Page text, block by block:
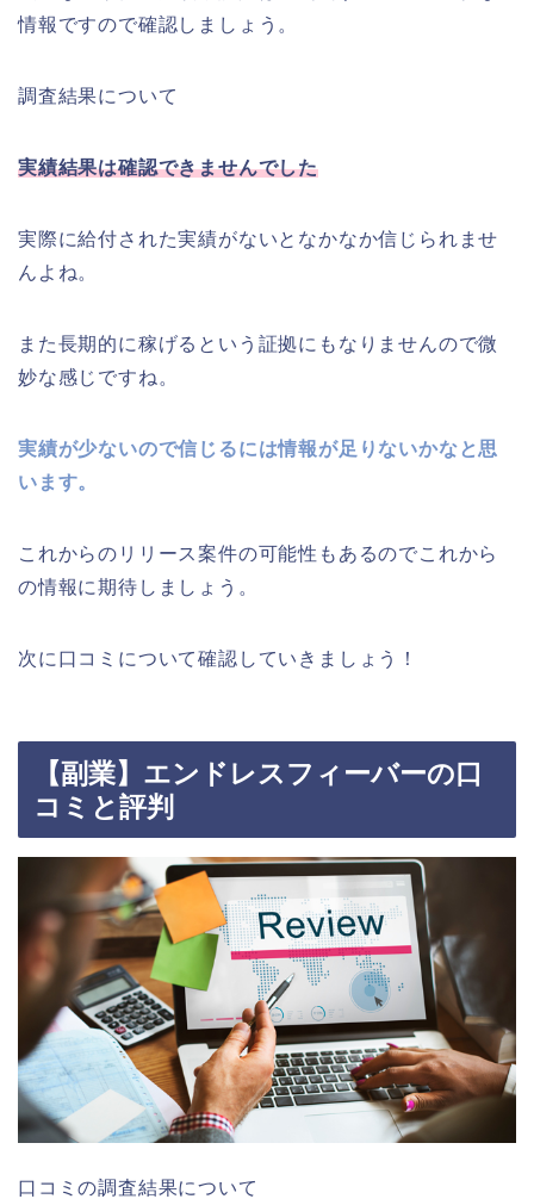
情報ですので確認しましょう。
調査結果について
実績結果は確認できませんでした
実際に給付された実績がないとなかなか信じられませ
んよね。
また長期的に稼げるという証拠にもなりませんので微
妙な感じですね。
実績が少ないので信じるには情報が足りないかなと思
います。
これからのリリース案件の可能性もあるのでこれから
の情報に期待しましょう。
次に口コミについて確認していきましょう！
【副業】エンドレスフィーバーの口
コミと評判
口コミの調査結果について